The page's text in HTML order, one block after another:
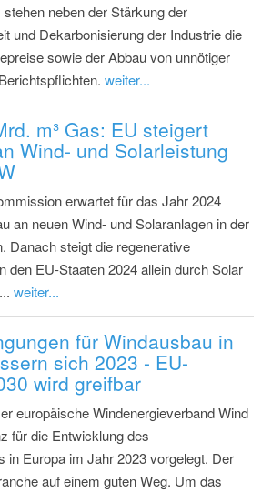
neben der Stärkung der
und Dekarbonisierung der Industrie die
sowie der Abbau von unnötiger
weiter...
m³ Gas: EU steigert
Wind- und Solarleistung
erwartet für das Jahr 2024
an neuen Wind- und Solaranlagen in der
Danach steigt die regenerative
den EU-Staaten 2024 allein durch Solar
weiter...
für Windausbau in
sich 2023 - EU-
wird greifbar
europäische Windenergieverband Wind
für die Entwicklung des
in Europa im Jahr 2023 vorgelegt. Der
auf einem guten Weg. Um das